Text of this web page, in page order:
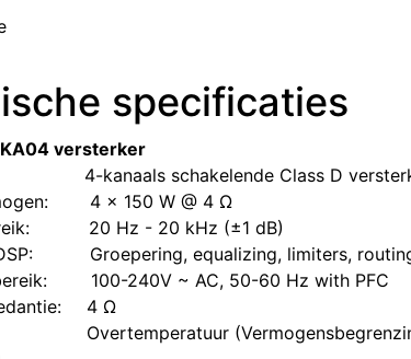
specificaties
versterker
​4-kanaals schakelende Class D
​4 x 150 W @ 4 Ω
​20 Hz - 20 kHz (±1 dB)
​Groepering, equalizing, limiters,
​ 100-240V ~ AC, 50-60 Hz with PFC
​4 Ω
​Overtemperatuur